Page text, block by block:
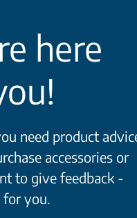
here
need product
accessories or
to give feedback -
for you.